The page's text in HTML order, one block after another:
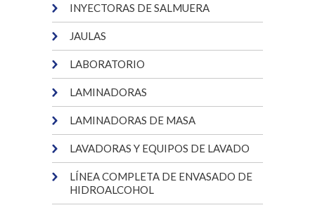
INYECTORAS DE SALMUERA
JAULAS
LABORATORIO
LAMINADORAS
LAMINADORAS DE MASA
LAVADORAS Y EQUIPOS DE LAVADO
LÍNEA COMPLETA DE ENVASADO DE
HIDROALCOHOL